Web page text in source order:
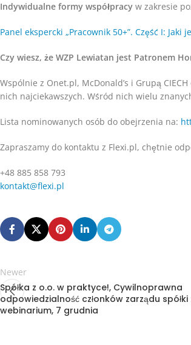
Indywidualne formy współpracy w zakresie
Panel ekspercki „Pracownik 50+”. Część I:
Czy wiesz, że WZP Lewiatan jest Patronem
Wspólnie z Onet.pl, McDonald’s i Grupą
nich najciekawszych. Wśród nich wielu
Lista nominowanych osób do obejrzenia na:
Zapraszamy do kontaktu z Flexi.pl, chętnie
+48 885 858 793
kontakt@flexi.pl
Newer
Spółka z o.o. w praktyce!, Cywilnoprawna
odpowiedzialność członków zarządu spółki
webinarium, 7 grudnia